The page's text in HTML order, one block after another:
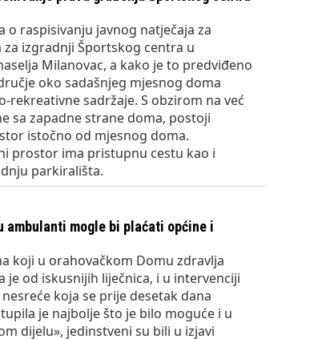
o raspisivanju javnog natječaja za
izgradnji Športskog centra u
Milanovac, a kako je to predviđeno
oko sadašnjeg mjesnog doma
rekreativne sadržaje. S obzirom na već
sa zapadne strane doma, postoji
istočno od mjesnog doma.
prostor ima pristupnu cestu kao i
parkirališta.
ambulanti mogle bi plaćati općine i
koji u orahovačkom Domu zdravlja
je od iskusnijih liječnica, i u intervenciji
koja se prije desetak dana
je najbolje što je bilo moguće i u
dijelu», jedinstveni su bili u izjavi